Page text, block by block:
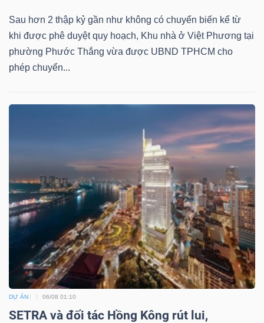
Sau hơn 2 thập kỷ gần như không có chuyển biến kể từ
khi được phê duyệt quy hoạch, Khu nhà ở Việt Phương tại
phường Phước Thắng vừa được UBND TPHCM cho
phép chuyển...
DỰ ÁN 06/08 01:10
SETRA và đối tác Hồng Kông rút lui,